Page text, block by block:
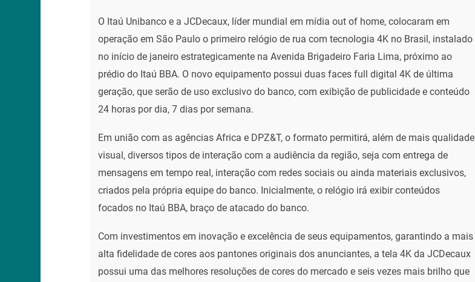
O Itaú Unibanco e a JCDecaux, líder mundial em mídia out of home, colocaram em
operação em São Paulo o primeiro relógio de rua com tecnologia 4K no Brasil, instalado
no início de janeiro estrategicamente na Avenida Brigadeiro Faria Lima, próximo ao
prédio do Itaú BBA. O novo equipamento possui duas faces full digital 4K de última
geração, que serão de uso exclusivo do banco, com exibição de publicidade e conteúdo
24 horas por dia, 7 dias por semana.
Em união com as agências Africa e DPZ&T, o formato permitirá, além de mais qualidade
visual, diversos tipos de interação com a audiência da região, seja com entrega de
mensagens em tempo real, interação com redes sociais ou ainda materiais exclusivos,
criados pela própria equipe do banco. Inicialmente, o relógio irá exibir conteúdos
focados no Itaú BBA, braço de atacado do banco.
Com investimentos em inovação e excelência de seus equipamentos, garantindo a mais
alta fidelidade de cores aos pantones originais dos anunciantes, a tela 4K da JCDecaux
possui uma das melhores resoluções de cores do mercado e seis vezes mais brilho que